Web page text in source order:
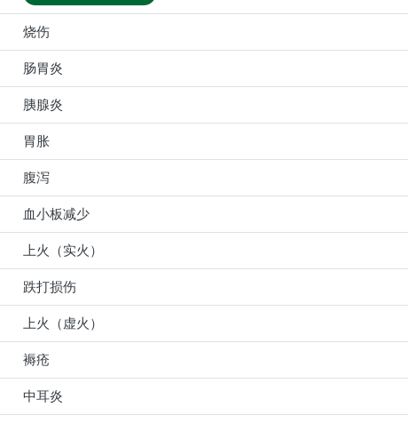
烧伤
肠胃炎
胰腺炎
胃胀
腹泻
血小板减少
上火（实火）
跌打损伤
上火（虚火）
褥疮
中耳炎